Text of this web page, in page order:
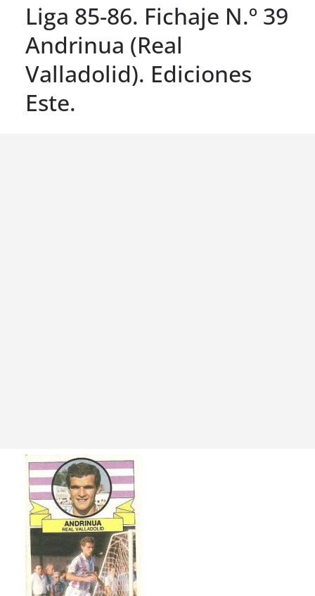
Liga 85-86. Fichaje N.º 39
Andrinua (Real
Valladolid). Ediciones
Este.